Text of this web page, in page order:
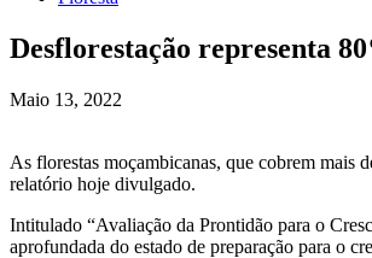
Desflorestação representa
Maio 13, 2022
As florestas moçambicanas, que cobrem mais
relatório hoje divulgado.
Intitulado “Avaliação da Prontidão para o
aprofundada do estado de preparação para o